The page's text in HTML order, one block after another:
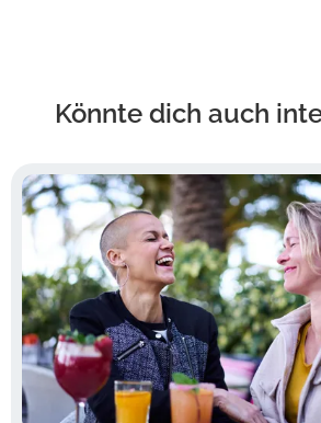
Könnte dich auch